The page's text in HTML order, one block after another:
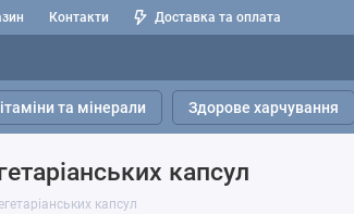
Контакти Доставка та оплата
та мінерали Здорове харчування
капсул
капсул